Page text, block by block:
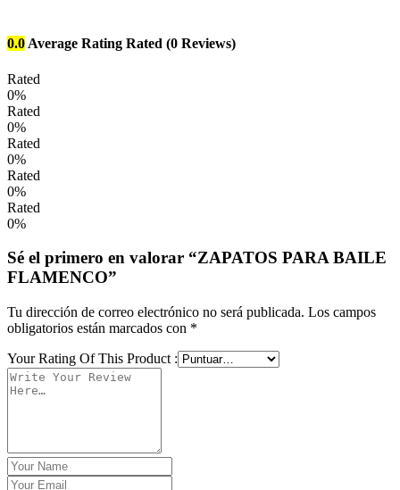
0.0 Average Rating Rated (0 Reviews)
Rated
0%
Rated
0%
Rated
0%
Rated
0%
Rated
0%
Sé el primero en valorar “ZAPATOS PARA BAILE
FLAMENCO”
Tu dirección de correo electrónico no será publicada. Los campos
obligatorios están marcados con *
Your Rating Of This Product :